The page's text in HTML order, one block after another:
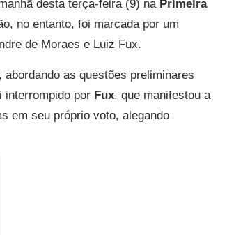
desta terça-feira (9) na Primeira
no entanto, foi marcada por um
de Moraes e Luiz Fux.
as questões preliminares
interrompido por Fux, que manifestou a
em seu próprio voto, alegando